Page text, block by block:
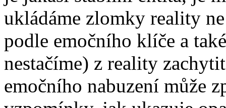
ukládáme zlomky reality
podle emočního klíče a
nestačíme) z reality
emočního nabuzení může